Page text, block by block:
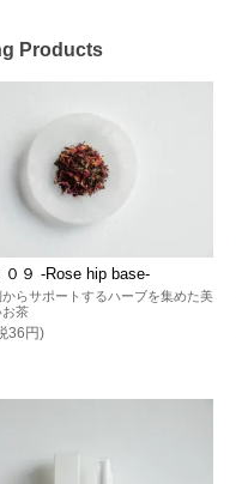
Products
０９ -Rose hip base-
からサポートするハーブを集めた美
お茶
36円)